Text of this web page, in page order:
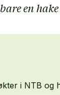
en
i NTB og